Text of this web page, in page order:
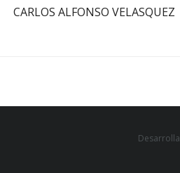
CARLOS ALFONSO VELASQUEZ